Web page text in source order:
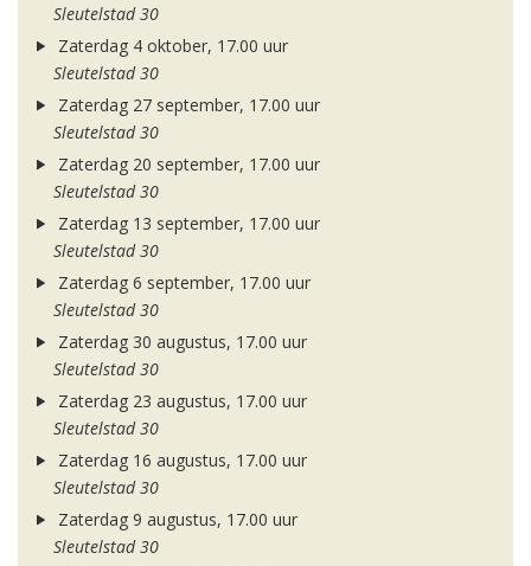
Sleutelstad 30
Zaterdag 4 oktober, 17.00 uur
Sleutelstad 30
Zaterdag 27 september, 17.00 uur
Sleutelstad 30
Zaterdag 20 september, 17.00 uur
Sleutelstad 30
Zaterdag 13 september, 17.00 uur
Sleutelstad 30
Zaterdag 6 september, 17.00 uur
Sleutelstad 30
Zaterdag 30 augustus, 17.00 uur
Sleutelstad 30
Zaterdag 23 augustus, 17.00 uur
Sleutelstad 30
Zaterdag 16 augustus, 17.00 uur
Sleutelstad 30
Zaterdag 9 augustus, 17.00 uur
Sleutelstad 30